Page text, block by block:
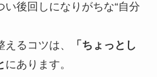
後回しになりがちな“自分
るコツは、
「ちょっとし
にあります。